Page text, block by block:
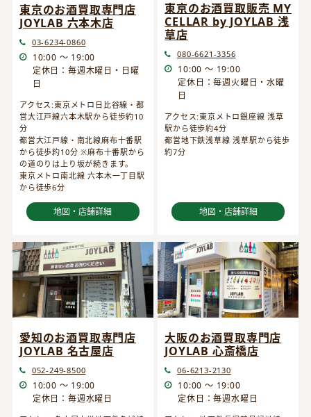
東京のお酒買取専門店
JOYLAB 六本木店
03-6234-0860
10:00 ～ 19:00
定休日：毎週木曜日・日曜
日
アクセス:東京メトロ日比谷線・都
営大江戸線六本木駅から徒歩約10
分
都営大江戸線・南北線麻布十番駅
から徒歩約10分 ※麻布十番駅から
の道のりは上り坂が続きます。
東京メトロ南北線 六本木一丁目駅
から徒歩6分
地図・店舗詳細
東京のお酒買取販売 MY
CELLAR by JOYLAB 浅
草店
080-6621-3356
10:00 ～ 19:00
定休日：毎週火曜日・水曜
日
アクセス:東京メトロ銀座線 浅草
駅から徒歩約4分
都営地下鉄浅草線 浅草駅から徒歩
約7分
地図・店舗詳細
愛知のお酒買取専門店
JOYLAB 名古屋店
052-249-8500
10:00 ～ 19:00
定休日：毎週水曜日
大阪のお酒買取専門店
JOYLAB 心斎橋店
06-6213-2130
10:00 ～ 19:00
定休日：毎週水曜日